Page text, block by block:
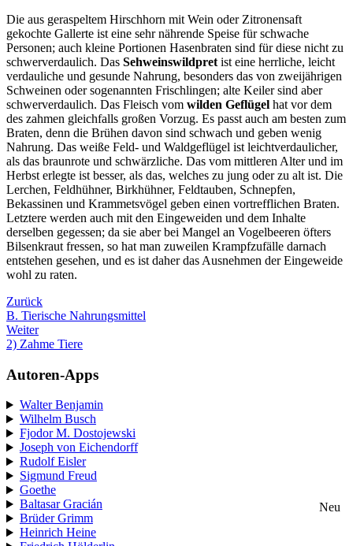
Die aus geraspeltem Hirschhorn mit Wein oder Zitronensaft
gekochte Gallerte ist eine sehr nährende Speise für schwache
Personen; auch kleine Portionen Hasenbraten sind für diese nicht zu
schwerverdaulich. Das Sehweinswildpret ist eine herrliche, leicht
verdauliche und gesunde Nahrung, besonders das von zweijährigen
Schweinen oder sogenannten Frischlingen; alte Keiler sind aber
schwerverdaulich. Das Fleisch vom wilden Geflügel hat vor dem
des zahmen gleichfalls großen Vorzug. Es passt auch am besten zum
Braten, denn die Brühen davon sind schwach und geben wenig
Nahrung. Das weiße Feld- und Waldgeflügel ist leichtverdaulicher,
als das braunrote und schwärzliche. Das vom mittleren Alter und im
Herbst erlegte ist besser, als das, welches zu jung oder zu alt ist. Die
Lerchen, Feldhühner, Birkhühner, Feldtauben, Schnepfen,
Bekassinen und Krammetsvögel geben einen vortrefflichen Braten.
Letztere werden auch mit den Eingeweiden und dem Inhalte
derselben gegessen; da sie aber bei Mangel an Vogelbeeren öfters
Bilsenkraut fressen, so hat man zuweilen Krampfzufälle darnach
entstehen gesehen, und es ist daher das Ausnehmen der Eingeweide
wohl zu raten.
Zurück
B. Tierische Nahrungsmittel
Weiter
2) Zahme Tiere
Autoren-Apps
Walter Benjamin
Wilhelm Busch
Fjodor M. Dostojewski
Joseph von Eichendorff
Rudolf Eisler
Sigmund Freud
Goethe
Baltasar Gracián
Neu
Brüder Grimm
Heinrich Heine